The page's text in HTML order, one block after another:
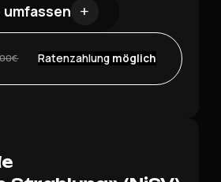
umfassen
Ratenzahlung möglich